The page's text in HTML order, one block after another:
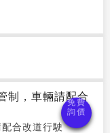
制，車輛請配合
合改道行駛